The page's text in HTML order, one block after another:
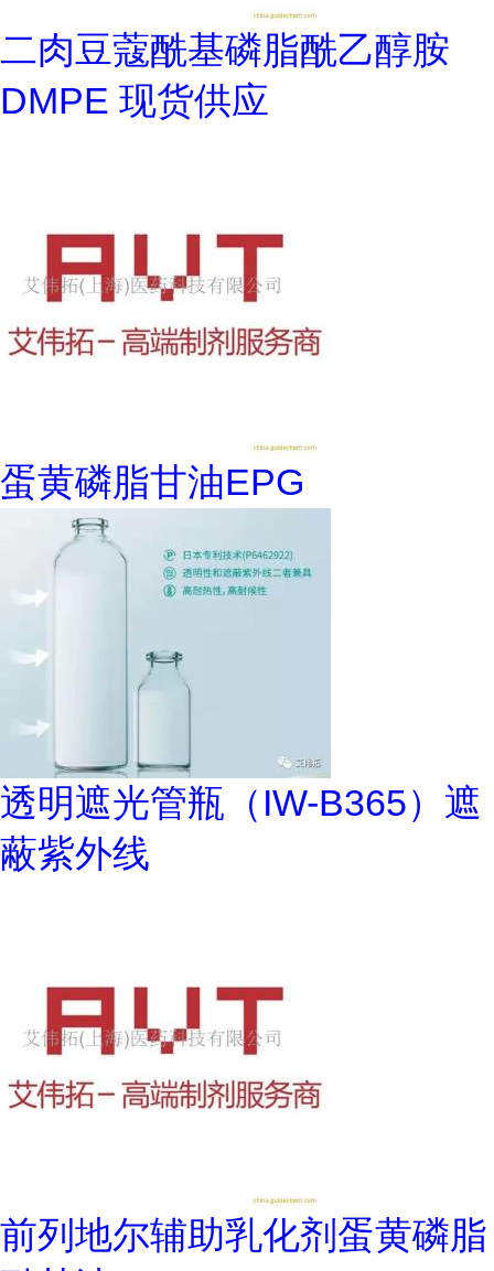
二肉豆蔻酰基磷脂酰乙醇胺
DMPE 现货供应
蛋黄磷脂甘油EPG
透明遮光管瓶（IW-B365）遮
蔽紫外线
前列地尔辅助乳化剂蛋黄磷脂